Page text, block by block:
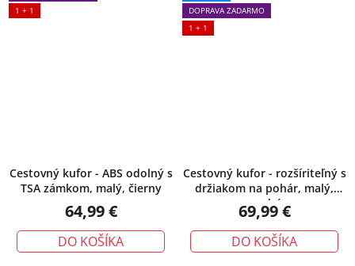
1 + 1
Cestovný kufor - ABS odolný s
TSA zámkom, malý, čierny
64,99 €
DO KOŠÍKA
DOPRAVA ZADARMO
1 + 1
Cestovný kufor - rozšíriteľný s
držiakom na pohár, malý,
modrý
69,99 €
DO KOŠÍKA